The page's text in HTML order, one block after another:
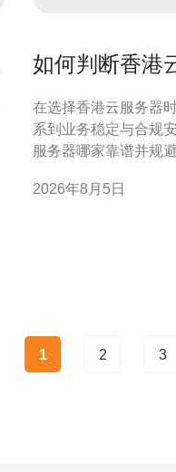
如何判断香港
在选择香港云服务器
系到业务稳定与合规
服务器哪家靠谱并规
么选择香港云服务器
2026年8月5日
1 2 3